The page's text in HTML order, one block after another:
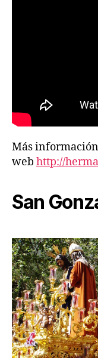
Más
web http://
San